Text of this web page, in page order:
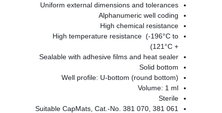
Uniform external dimensions and tolerances
Alphanumeric well coding
High chemical resistance
High temperature resistance (-196°C to
Sealable with adhesive films and heat sealer
Solid bottom
Well profile: U-bottom (round bottom)
Volume: 1 ml
Suitable CapMats, Cat.-No. 381 070, 381 061